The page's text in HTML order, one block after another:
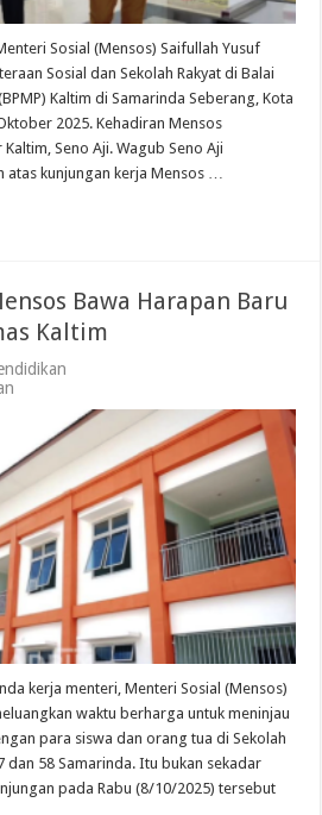
Sosial (Mensos) Saifullah Yusuf
Sosial dan Sekolah Rakyat di Balai
Kaltim di Samarinda Seberang, Kota
2025. Kehadiran Mensos
Seno Aji. Wagub Seno Aji
kunjungan kerja Mensos …
Bawa Harapan Baru
Kaltim
Sentuhan
Mensos
Bawa
Harapan
Baru
bagi
Generasi
Emas
Kaltim
kerja menteri, Menteri Sosial (Mensos)
waktu berharga untuk meninjau
para siswa dan orang tua di Sekolah
dan 58 Samarinda. Itu bukan sekadar
pada Rabu (8/10/2025) tersebut